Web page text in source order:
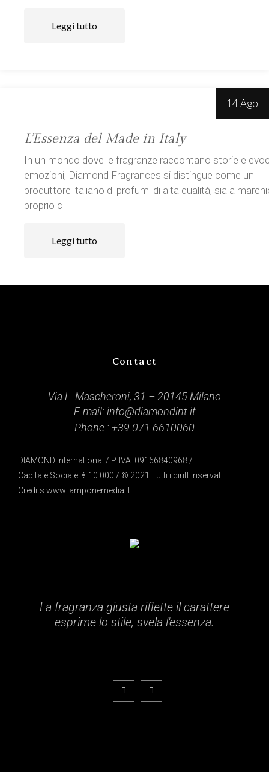
Leggi tutto
14 Ago
L’Essenza del Made in Italy
In un mondo dove le fragranze raccontano storie e
emozioni, Diamond Fragrances si distingue come un
produttore italiano di profumi di alta qualità, sia a
proprio c
Leggi tutto
Contact
Via L. Mascheroni, 31 – 20145 Milano
E-mail: info@diamondint.it
Phone : +39 071 6610060
DIAMOND International / P. IVA: 09166840968 /
Capitale Sociale: € 10.000 / © 2021 Tutti i diritti riservati.
Credits www.lamponemedia.it
La fragranza giusta riflette il carattere
esprime lo stile, svela l'essenza.